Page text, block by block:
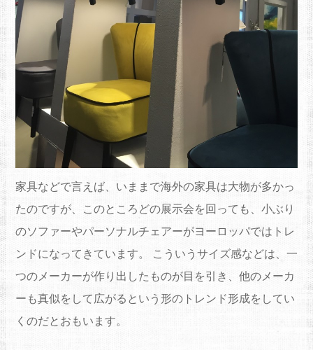
家具などで言えば、いままで海外の家具は大物が多かっ
たのですが、このところどの展示会を回っても、小ぶり
のソファーやパーソナルチェアーがヨーロッパではトレ
ンドになってきています。 こういうサイズ感などは、一
つのメーカーが作り出したものが目を引き、他のメーカ
ーも真似をして広がるという形のトレンド形成をしてい
くのだとおもいます。